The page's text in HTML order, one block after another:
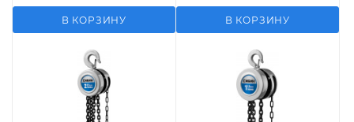
В КОРЗИНУ В КОРЗИНУ